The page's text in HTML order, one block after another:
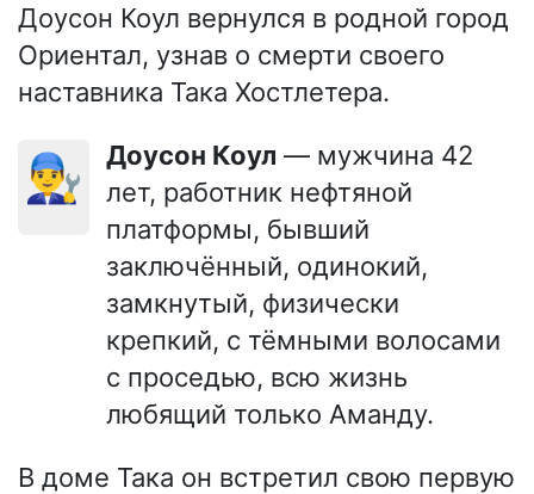
Доусон Коул вернулся в родной город
Ориентал, узнав о смерти своего
наставника Така Хостлетера.
👨‍🔧 Доусон Коул — мужчина 42
лет, работник нефтяной
платформы, бывший
заключённый, одинокий,
замкнутый, физически
крепкий, с тёмными волосами
с проседью, всю жизнь
любящий только Аманду.
В доме Така он встретил свою первую